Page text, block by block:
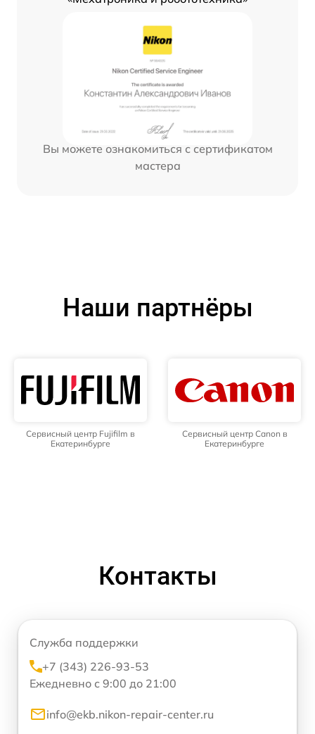
Вы можете ознакомиться с сертификатом
мастера
Наши партнёры
Сервисный центр Fujifilm в
Екатеринбурге
Сервисный центр Canon в
Екатеринбурге
Контакты
Служба поддержки
+7 (343) 226-93-53
Ежедневно с 9:00 до 21:00
info@ekb.nikon-repair-center.ru